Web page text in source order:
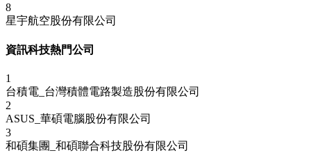
8
星宇航空股份有限公司
資訊科技熱門公司
1
台積電_台灣積體電路製造股份有限公司
2
ASUS_華碩電腦股份有限公司
3
和碩集團_和碩聯合科技股份有限公司